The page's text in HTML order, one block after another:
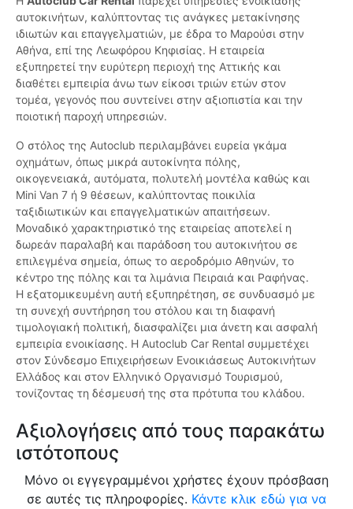
αυτοκινήτων, καλύπτοντας τις ανάγκες μετακίνησης
ιδιωτών και επαγγελματιών, με έδρα το Μαρούσι στην
Αθήνα, επί της Λεωφόρου Κηφισίας. Η εταιρεία
εξυπηρετεί την ευρύτερη περιοχή της Αττικής και
διαθέτει εμπειρία άνω των είκοσι τριών ετών στον
τομέα, γεγονός που συντείνει στην αξιοπιστία και την
ποιοτική παροχή υπηρεσιών.
Ο στόλος της Autoclub περιλαμβάνει ευρεία γκάμα
οχημάτων, όπως μικρά αυτοκίνητα πόλης,
οικογενειακά, αυτόματα, πολυτελή μοντέλα καθώς και
Mini Van 7 ή 9 θέσεων, καλύπτοντας ποικιλία
ταξιδιωτικών και επαγγελματικών απαιτήσεων.
Μοναδικό χαρακτηριστικό της εταιρείας αποτελεί η
δωρεάν παραλαβή και παράδοση του αυτοκινήτου σε
επιλεγμένα σημεία, όπως το αεροδρόμιο Αθηνών, το
κέντρο της πόλης και τα λιμάνια Πειραιά και Ραφήνας.
Η εξατομικευμένη αυτή εξυπηρέτηση, σε συνδυασμό με
τη συνεχή συντήρηση του στόλου και τη διαφανή
τιμολογιακή πολιτική, διασφαλίζει μια άνετη και ασφαλή
εμπειρία ενοικίασης. Η Autoclub Car Rental συμμετέχει
στον Σύνδεσμο Επιχειρήσεων Ενοικιάσεως Αυτοκινήτων
Ελλάδος και στον Ελληνικό Οργανισμό Τουρισμού,
τονίζοντας τη δέσμευσή της στα πρότυπα του κλάδου.
Αξιολογήσεις από τους παρακάτω
ιστότοπους
Μόνο οι εγγεγραμμένοι χρήστες έχουν πρόσβαση
σε αυτές τις πληροφορίες. Κάντε κλικ εδώ για να